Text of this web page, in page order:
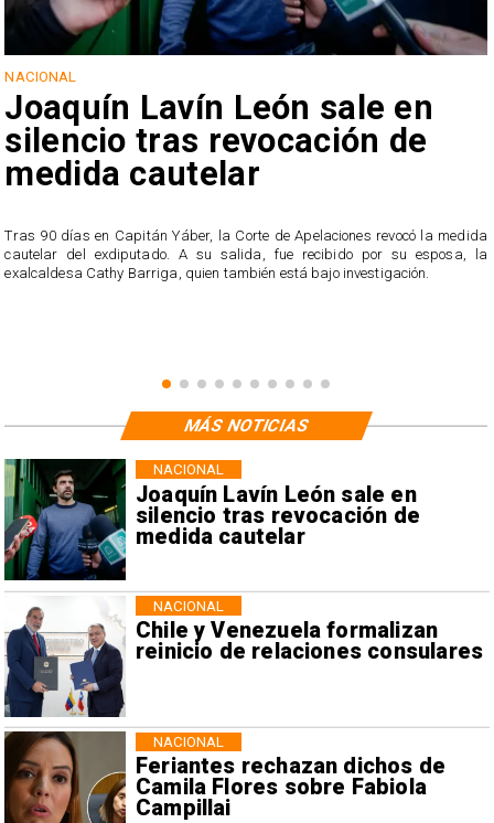
NACIONAL
Joaquín Lavín León sale en
silencio tras revocación de
medida cautelar
Tras 90 días en Capitán Yáber, la Corte de Apelaciones revocó la medida
cautelar del exdiputado. A su salida, fue recibido por su esposa, la
exalcaldesa Cathy Barriga, quien también está bajo investigación.
Joaquín Lavín León sale en
silencio tras revocación de
medida cautelar
NACIONAL
Chile y Venezuela formalizan
reinicio de relaciones consulares
NACIONAL
Feriantes rechazan dichos de
Camila Flores sobre Fabiola
Campillai
NACIONAL
MÁS NOTICIAS